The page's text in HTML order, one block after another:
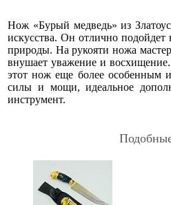
Нож «Бурый медведь» из
искусства. Он отлично подойдет
природы. На рукояти ножа
внушает уважение и
этот нож еще более особенным
силы и мощи, идеальное
инструмент.